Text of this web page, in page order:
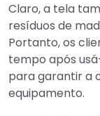
Claro, a tela
resíduos de
Portanto, os
tempo após
para garantir a
equipamento.